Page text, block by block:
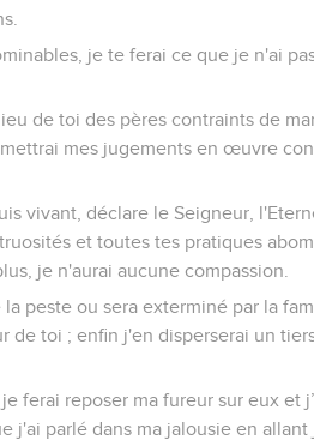
je te ferai ce que je n'ai
de toi des pères contraints de
mes jugements en œuvre
vivant, déclare le Seigneur,
et toutes tes pratiques
je n'aurai aucune compassion.
peste ou sera exterminé par la
de toi ; enfin j'en disperserai un
ferai reposer ma fureur sur eux et
j'ai parlé dans ma jalousie en